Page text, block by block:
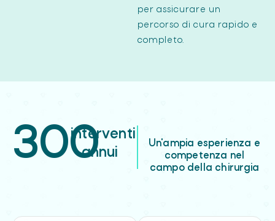
per assicurare un
percorso di cura rapido e
completo.
300interventi
annui
Un'ampia esperienza e
competenza nel
campo della chirurgia